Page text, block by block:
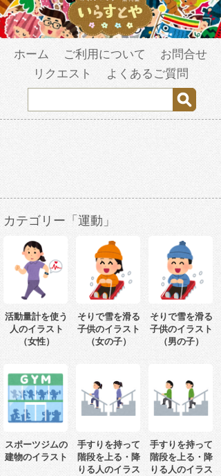
ホーム ご利用について
お問合せ
リクエスト
よくあるご質問
カテゴリー「運動」
活動量計を使う
人のイラスト
（女性）
そりで雪を滑る
子供のイラスト
（女の子）
そりで雪を滑る
子供のイラスト
（男の子）
スポーツジムの
建物のイラスト
手すりを持って
階段を上る・降
りる人のイラス
手すりを持って
階段を上る・降
りる人のイラス